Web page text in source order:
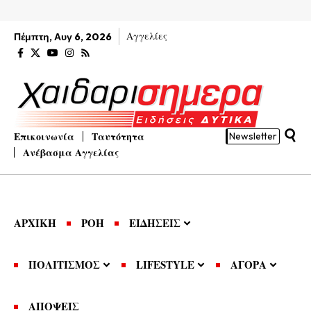
Πέμπτη, Αυγ 6, 2026 Αγγελίες
Επικοινωνία
Ταυτότητα
Ανέβασμα Αγγελίας
Newsletter
ΑΡΧΙΚΗ ΡΟΗ ΕΙΔΗΣΕΙΣ
ΠΟΛΙΤΙΣΜΟΣ LIFESTYLE ΑΓΟΡΑ
ΑΠΟΨΕΙΣ